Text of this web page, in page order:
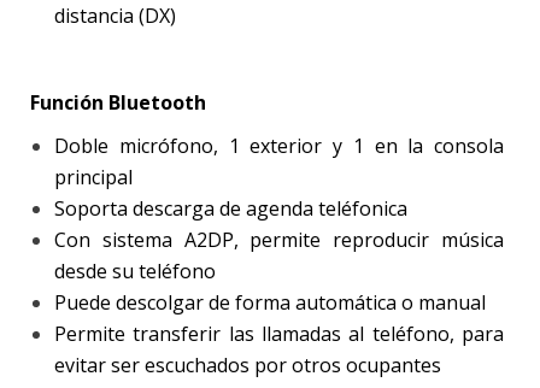
distancia (DX)
Función Bluetooth
Doble micrófono, 1 exterior y 1 en la consola
principal
Soporta descarga de agenda teléfonica
Con sistema A2DP, permite reproducir música
desde su teléfono
Puede descolgar de forma automática o manual
Permite transferir las llamadas al teléfono, para
evitar ser escuchados por otros ocupantes